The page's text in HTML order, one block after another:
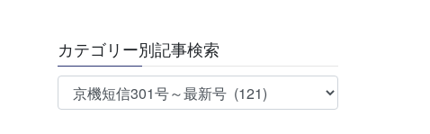
カテゴリー別記事検索
カ
テ